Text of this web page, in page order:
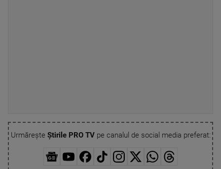
Urmărește Știrile PRO TVpe canalul de social media preferat: